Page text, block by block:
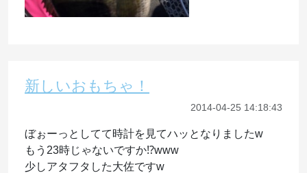
新しいおもちゃ！
2014-04-25 14:18:43
ぼぉーっとしてて時計を見てハッとなりましたw
もう23時じゃないですか⁉︎www
少しアタフタした大佐ですw